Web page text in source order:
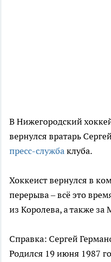
В Нижегородский
вернулся вратарь
пресс-службаклуба.
Хоккеист вернулся в
перерыва – всё это
из Королева, а также за
Справка: Сергей
Родился 19 июня 1987